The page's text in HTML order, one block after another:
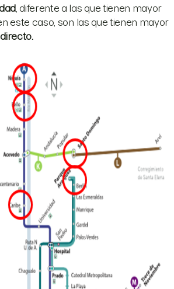
, diferente a las que tienen mayor
este caso, son las que tienen mayor